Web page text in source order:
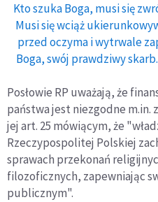
Kto szuka Boga, musi się
Musi się wciąż
przed oczyma i wytrwale
Boga, swój prawdziwy
Posłowie RP uważają, że
państwa jest niezgodne
jej art. 25 mówiącym, że
Rzeczypospolitej Polskiej
sprawach przekonań
filozoficznych, zapewniając
publicznym".